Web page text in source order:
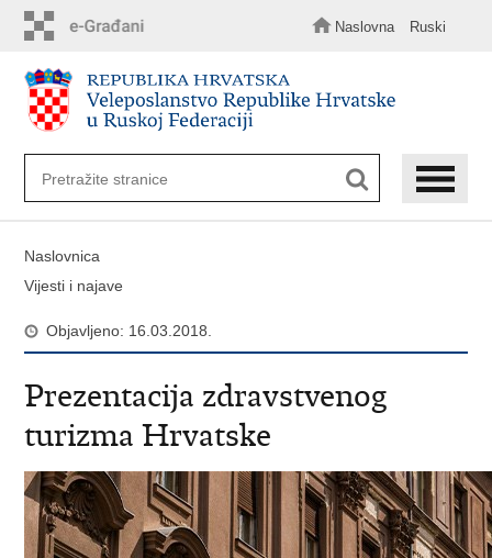
sadržaj
Naslovna Ruski
Naslovnica
Vijesti i najave
Objavljeno: 16.03.2018.
Prezentacija zdravstvenog
turizma Hrvatske